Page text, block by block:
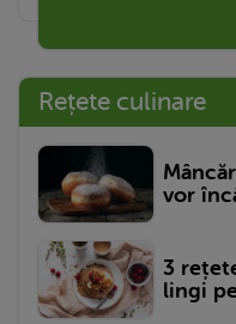
Rețete culinare
vor
3
lingi